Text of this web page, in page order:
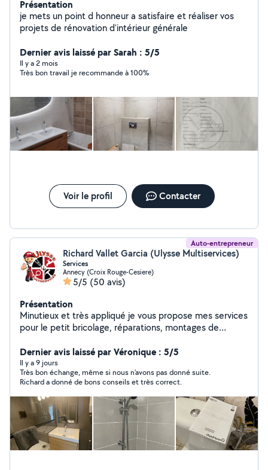
Présentation
je mets un point d honneur a satisfaire et réaliser vos
projets de rénovation d'intérieur générale
Dernier avis laissé par Sarah : 5/5
Il y a 2 mois
Très bon travail je recommande à 100%
Voir le profil Contacter
Auto-entrepreneur
Richard Vallet Garcia (Ulysse Multiservices)
Services
Annecy (Croix Rouge-Cesiere)
5/5 (50 avis)
Présentation
Minutieux et très appliqué je vous propose mes services
pour le petit bricolage, réparations, montages de
plomberie etc... travail soigné et méticuleux. N'hésitez
pas à me contacter pour toutes demandes.
Dernier avis laissé par Véronique : 5/5
Il y a 9 jours
Très bon échange, même si nous n'avons pas donné suite.
Richard a donné de bons conseils et très correct.